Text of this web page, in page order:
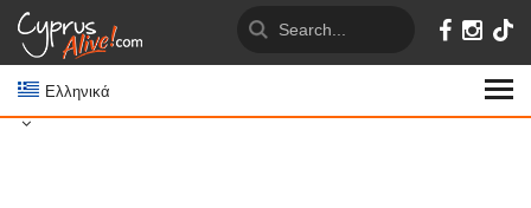
Ελληνικά